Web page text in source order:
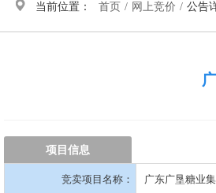
当前位置： 首页 / 网上竞价 / 公告